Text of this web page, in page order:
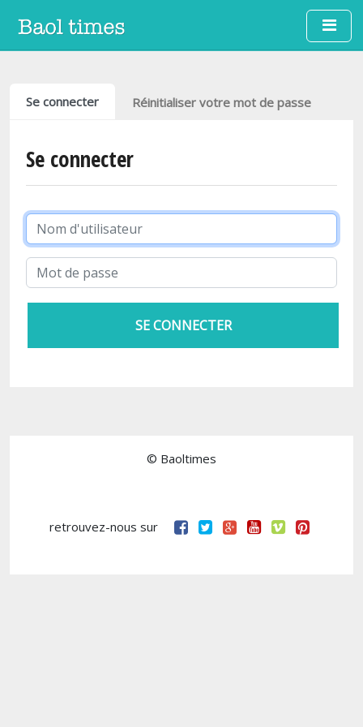
Aller au contenu principal
Onglets principaux
Se connecter Réinitialiser votre mot de passe
Se connecter
© Baoltimes
retrouvez-nous sur